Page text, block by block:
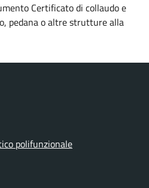
Certificato di collaudo e
pedana o altre strutture alla
polifunzionale